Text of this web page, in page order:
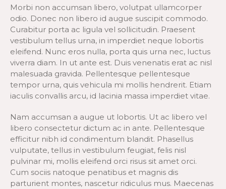
Morbi non accumsan libero, volutpat ullamcorper
odio. Donec non libero id augue suscipit commodo.
Curabitur porta ac ligula vel sollicitudin. Praesent
vestibulum tellus urna, in imperdiet neque lobortis
eleifend. Nunc eros nulla, porta quis urna nec, luctus
viverra diam. In ut ante est. Duis venenatis erat ac nisl
malesuada gravida. Pellentesque pellentesque
tempor urna, quis vehicula mi mollis hendrerit. Etiam
iaculis convallis arcu, id lacinia massa imperdiet vitae.
Nam accumsan a augue ut lobortis. Ut ac libero vel
libero consectetur dictum ac in ante. Pellentesque
efficitur nibh id condimentum blandit. Phasellus
vulputate, tellus in vestibulum feugiat, felis nisl
pulvinar mi, mollis eleifend orci risus sit amet orci.
Cum sociis natoque penatibus et magnis dis
parturient montes, nascetur ridiculus mus. Maecenas